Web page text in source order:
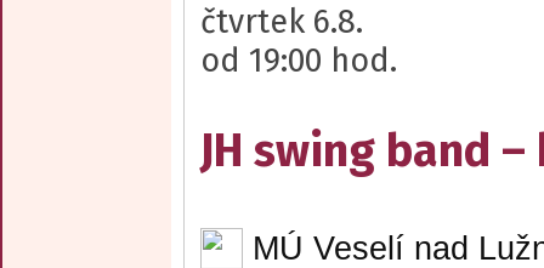
čtvrtek 6.8.
od 19:00 hod.
JH swing band
MÚ Veselí nad